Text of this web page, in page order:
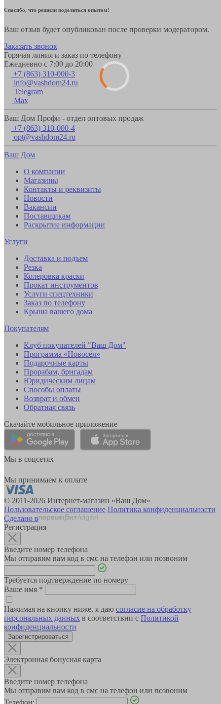
Спасибо, что решили поделиться опытом!
Ваш отзыв будет опубликован после проверки модератором.
Заказать звонок
Горячая линия и заказ по телефону
Ежедневно с 7:00 до 20:00
+7 (863) 310-000-3
info@vashdom24.ru
Telegram
Max
Ваш Дом Профи - отдел оптовых продаж
+7 (863) 310-000-4
opt@vashdom24.ru
Ваш Дом
О компании
Магазины
Контакты и реквизиты
Новости
Вакансии
Поставщикам
Раскрытие информации
Услуги
Доставка и подъем
Резка
Колеровка краски
Прокат инструментов
Услуги спецтехники
Заказ по телефону
Крыша вашего дома
Покупателям
Клуб покупателей "Ваш Дом"
Программа «Новосёл»
Подарочные карты
Прорабам, бригадам
Юридическим лицам
Способы оплаты
Возврат и обмен
Обратная связь
Скачайте мобильное приложение
Мы в соцсетях
Мы принимаем к оплате
© 2011-2026 Интернет-магазин «Ваш Дом»
Пользовательское соглашение Политика конфиденциальности
Сделано в
Регистрация
Введите номер телефона
Мы отправим вам код в смс на телефон или позвоним
Требуется подтверждение по номеру
Ваше имя *
Нажимая на кнопку ниже, я даю согласие на обработку
персональных данных в соответствии с Политикой
конфиденциальности
Зарегистрироваться
Электронная бонусная карта
Введите номер телефона
Мы отправим вам код в смс на телефон или позвоним